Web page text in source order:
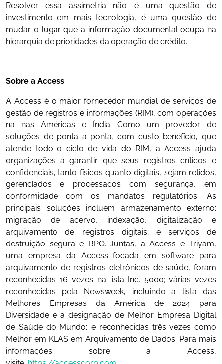
Resolver essa assimetria não é uma questão de
investimento em mais tecnologia, é uma questão de
mudar o lugar que a informação documental ocupa na
hierarquia de prioridades da operação de crédito.
Sobre a Access
A Access é o maior fornecedor mundial de serviços de
gestão de registros e informações (RIM), com operações
na nas Américas e Índia. Como um provedor de
soluções de ponta a ponta, com custo-benefício, que
atende todo o ciclo de vida do RIM, a Access ajuda
organizações a garantir que seus registros críticos e
confidenciais, tanto físicos quanto digitais, sejam retidos,
gerenciados e processados com segurança, em
conformidade com os mandatos regulatórios. As
principais soluções incluem armazenamento externo;
migração de acervo, indexação, digitalização e
arquivamento de registros digitais; e serviços de
destruição segura e BPO. Juntas, a Access e Triyam,
uma empresa da Access focada em software para
arquivamento de registros eletrônicos de saúde, foram
reconhecidas 16 vezes na lista Inc. 5000; várias vezes
reconhecidas pela Newsweek, incluindo a lista das
Melhores Empresas da América de 2024 para
Diversidade e a designação de Melhor Empresa Digital
de Saúde do Mundo; e reconhecidas três vezes como
Melhor em KLAS em Arquivamento de Dados. Para mais
informações sobre a Access,